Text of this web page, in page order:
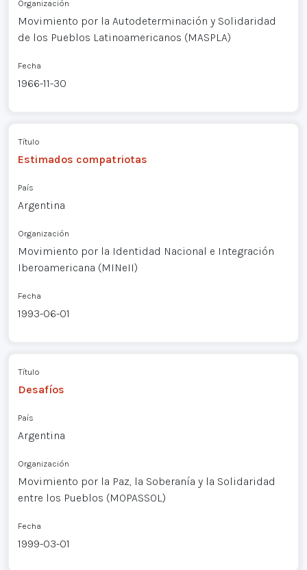
Organización
Movimiento por la Autodeterminación y Solidaridad
de los Pueblos Latinoamericanos (MASPLA)
Fecha
1966-11-30
Título
Estimados compatriotas
País
Argentina
Organización
Movimiento por la Identidad Nacional e Integración
Iberoamericana (MINeII)
Fecha
1993-06-01
Título
Desafíos
País
Argentina
Organización
Movimiento por la Paz, la Soberanía y la Solidaridad
entre los Pueblos (MOPASSOL)
Fecha
1999-03-01